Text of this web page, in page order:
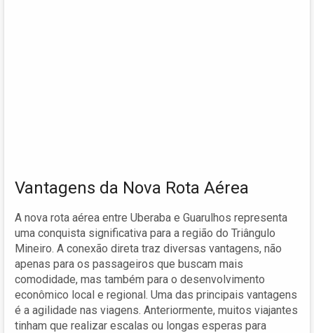
Vantagens da Nova Rota Aérea
A nova rota aérea entre Uberaba e Guarulhos representa
uma conquista significativa para a região do Triângulo
Mineiro. A conexão direta traz diversas vantagens, não
apenas para os passageiros que buscam mais
comodidade, mas também para o desenvolvimento
econômico local e regional. Uma das principais vantagens
é a agilidade nas viagens. Anteriormente, muitos viajantes
tinham que realizar escalas ou longas esperas para